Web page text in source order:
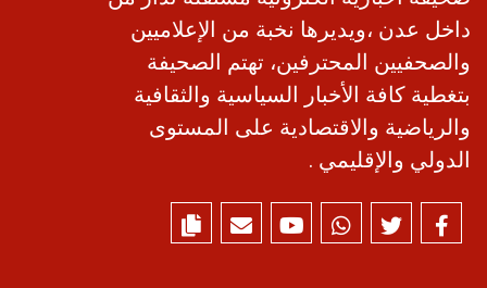
داخل عدن ،ويديرها نخبة من الإعلاميين
والصحفيين المحترفين، تهتم الصحيفة
بتغطية كافة الأخبار السياسية والثقافية
والرياضية والاقتصادية على المستوى
الدولي والإقليمي .